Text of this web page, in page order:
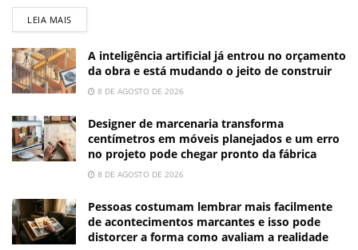
LEIA MAIS
A inteligência artificial já entrou no orçamento
da obra e está mudando o jeito de construir
8 DE AGOSTO DE 2026
Designer de marcenaria transforma
centímetros em móveis planejados e um erro
no projeto pode chegar pronto da fábrica
8 DE AGOSTO DE 2026
Pessoas costumam lembrar mais facilmente
de acontecimentos marcantes e isso pode
distorcer a forma como avaliam a realidade